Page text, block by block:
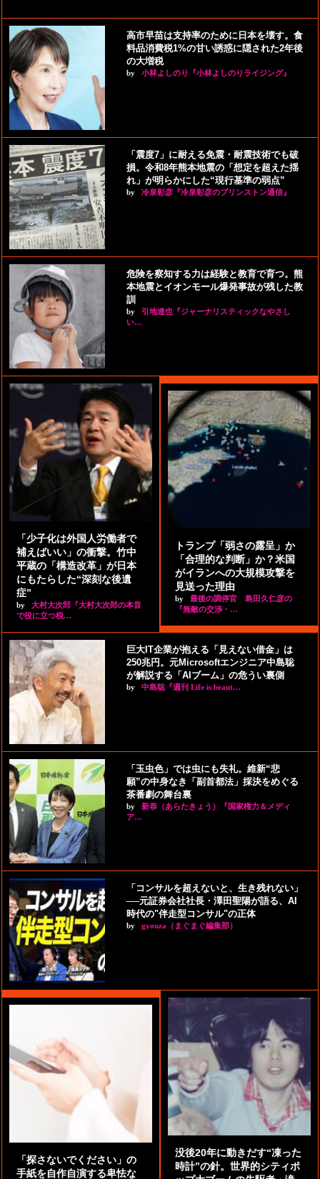
高市早苗は支持率のために日本を壊す。食
料品消費税1%の甘い誘惑に隠された2年後
の大増税
by 小林よしのり『小林よしのりライジング』
「震度7」に耐える免震・耐震技術でも破
損。令和8年熊本地震の「想定を超えた揺
れ」が明らかにした“現行基準の弱点”
by 冷泉彰彦『冷泉彰彦のプリンストン通信』
危険を察知する力は経験と教育で育つ。熊
本地震とイオンモール爆発事故が残した教
訓
by
引地達也『ジャーナリスティックなやさし
い…
「少子化は外国人労働者で
補えばいい」の衝撃。竹中
平蔵の「構造改革」が日本
にもたらした“深刻な後遺
症”
by
大村大次郎『大村大次郎の本音
で役に立つ税…
トランプ「弱さの露呈」か
「合理的な判断」か？米国
がイランへの大規模攻撃を
見送った理由
by
最後の調停官 島田久仁彦の
『無敵の交渉・…
巨大IT企業が抱える「見えない借金」は
250兆円。元Microsoftエンジニア中島聡
が解説する「AIブーム」の危うい裏側
by 中島聡『週刊 Life is beaut…
「玉虫色」では虫にも失礼。維新“悲
願”の中身なき「副首都法」採決をめぐる
茶番劇の舞台裏
by
新恭（あらたきょう）『国家権力＆メディ
ア…
「コンサルを超えないと、生き残れない」
──元証券会社社長・澤田聖陽が語る、AI
時代の"伴走型コンサル"の正体
by gyouza（まぐまぐ編集部）
「探さないでください」の
手紙を自作自演する卑怯な
没後20年に動きだす“凍った
時計”の針。世界的シティポ